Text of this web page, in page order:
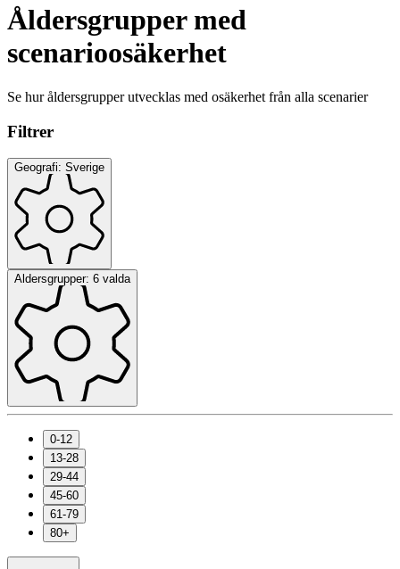
Åldersgrupper med
scenarioosäkerhet
Se hur åldersgrupper utvecklas med osäkerhet från alla scenarier
Filtrer
Geografi: Sverige
Aldersgrupper: 6 valda
0-12
13-28
29-44
45-60
61-79
80+